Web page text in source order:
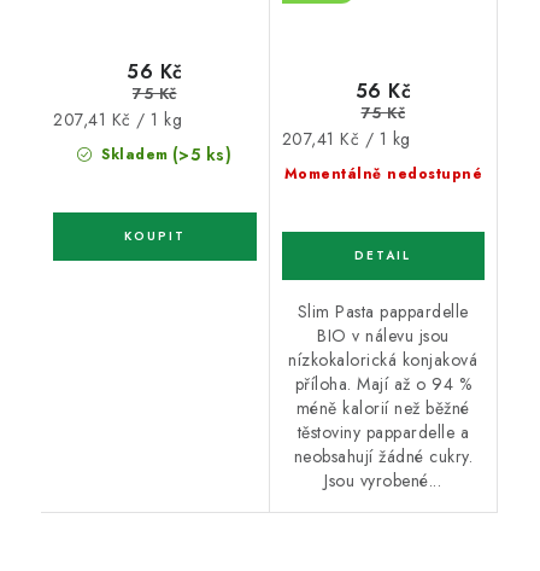
Skladem (>5 ks)
56 Kč
75 Kč
Měrná
cena:
207,41 Kč / 1 kg
Momentálně nedostupné
56 Kč
75 Kč
Měrná
cena:
207,41 Kč / 1 kg
Slim Pasta pappardelle
BIO v nálevu jsou
nízkokalorická konjaková
příloha. Mají až o 94 %
méně kalorií než běžné
těstoviny pappardelle a
neobsahují žádné cukry.
Jsou vyrobené...